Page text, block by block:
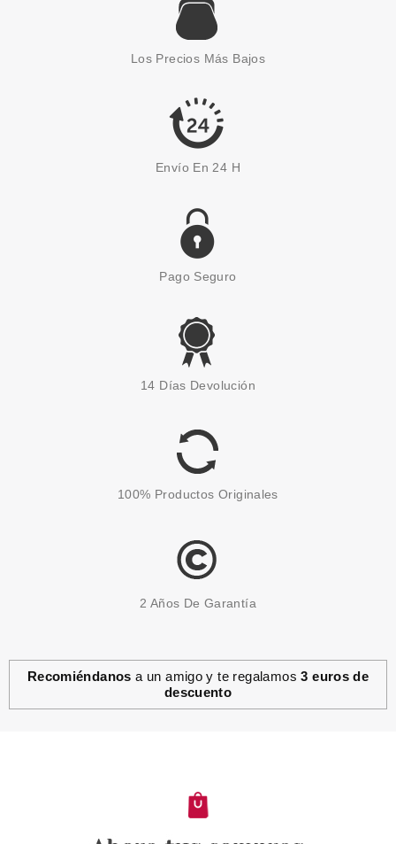
MAYBELLINE
MAYBELLINE COLOR
SENSATIONAL SCULPTING LIP
LINER 80 RED ESCAPE
2.30€
L´OREAL
CRAYON 106 MON CINNAMON
5.80€
MAYBELLINE
2.30€
Los Precios Más Bajos
Envío En 24 H
Pago Seguro
14 Días Devolución
100% Productos Originales
2 Años De Garantía
Recomiéndanos a un amigo y te regalamos3 euros de
descuento